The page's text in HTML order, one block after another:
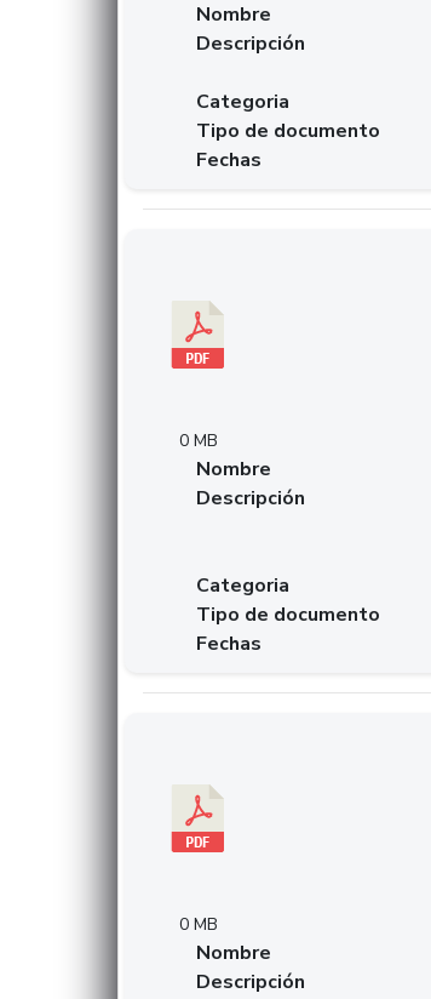
Nombre
Descripción
Categoria
Tipo de documento
Fechas
0 MB
Nombre
Descripción
Categoria
Tipo de documento
Fechas
0 MB
Nombre
Descripción